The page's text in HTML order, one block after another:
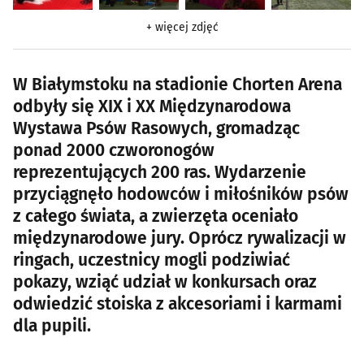
+ więcej zdjęć
W Białymstoku na stadionie Chorten Arena
odbyły się XIX i XX Międzynarodowa
Wystawa Psów Rasowych, gromadząc
ponad 2000 czworonogów
reprezentujących 200 ras. Wydarzenie
przyciągnęło hodowców i miłośników psów
z całego świata, a zwierzęta oceniało
międzynarodowe jury. Oprócz rywalizacji w
ringach, uczestnicy mogli podziwiać
pokazy, wziąć udział w konkursach oraz
odwiedzić stoiska z akcesoriami i karmami
dla pupili.